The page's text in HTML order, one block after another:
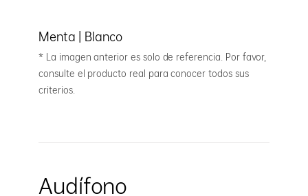
Menta | Blanco
* La imagen anterior es solo de referencia. Por favor,
consulte el producto real para conocer todos sus
criterios.
Audífono